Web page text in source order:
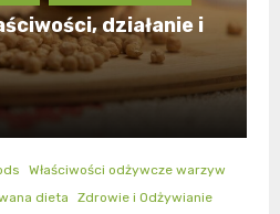
działanie i
Właściwości odżywcze warzyw
dieta
Zdrowie i Odżywianie